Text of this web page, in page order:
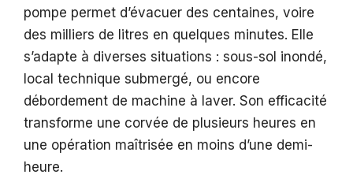
pompe permet d’évacuer des centaines, voire
des milliers de litres en quelques minutes. Elle
s’adapte à diverses situations : sous-sol inondé,
local technique submergé, ou encore
débordement de machine à laver. Son efficacité
transforme une corvée de plusieurs heures en
une opération maîtrisée en moins d’une demi-
heure.